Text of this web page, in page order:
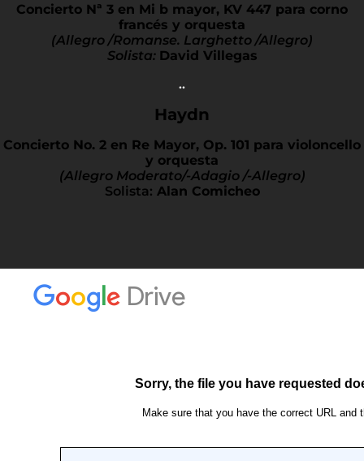
Concierto Nª 3 en Mi b mayor, KV 447 para corno
francés y orquesta
(Allegro /Romanse. Larghetto /Allegro)
Solista: David Villegas
..
Haydn
Concierto No. 2 en Re Mayor, Op. 101 para violoncello
y orquesta
(Allegro Moderato/-Adagio /-Allegro)
Solista: Alan Comicheo